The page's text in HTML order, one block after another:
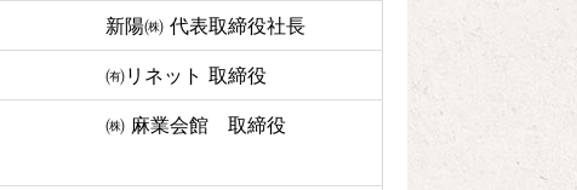
新陽㈱ 代表取締役社長
㈲リネット 取締役
㈱ 麻業会館 取締役